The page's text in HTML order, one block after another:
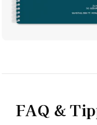
FAQ &